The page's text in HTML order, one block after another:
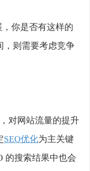
你是否有这样的
，则需要考虑竞争
对网站流量的提升
SEO优化为主关键
的搜索结果中也会